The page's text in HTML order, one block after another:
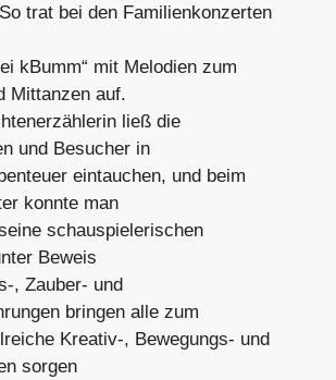
trat bei den Familienkonzerten
kBumm“ mit Melodien zum
Mittanzen auf.
ließ die
und Besucher in
eintauchen, und beim
konnte man
schauspielerischen
Beweis
, Zauber- und
bringen alle zum
Kreativ-, Bewegungs- und
sorgen